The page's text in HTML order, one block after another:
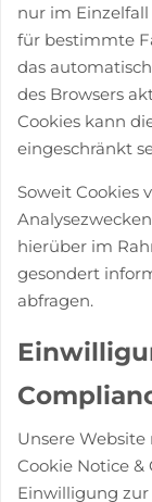
nur im
für bestimmte
das
des Browsers
Cookies kann
eingeschränkt
Soweit Cookies
hierüber im
gesondert
abfragen.
Unsere
Cookie Notice
Einwilligung